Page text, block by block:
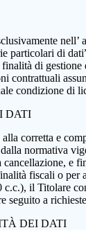
particolari di
di
contrattuali
condizione di
DATI
corretta e
normativa
cancellazione,
fiscali o
il Titolare
seguito a
DEI DATI